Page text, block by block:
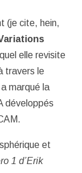
(je cite, hein,
elle revisite
travers le
marqué la
développés
et
1 d’Erik